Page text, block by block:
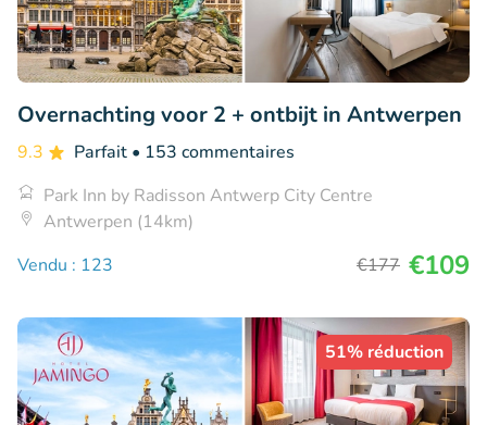
Overnachting voor 2 + ontbijt in Antwerpen
9.3 Parfait • 153 commentaires
Park Inn by Radisson Antwerp City Centre
Antwerpen (14km)
Vendu : 123
€177 €109
51% réduction